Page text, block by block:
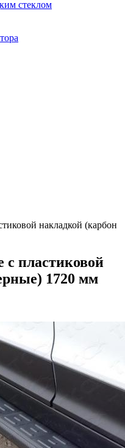
стеклом
накладкой (карбон
пластиковой
1720 мм